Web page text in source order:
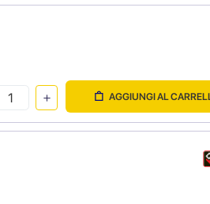
AGGIUNGI AL